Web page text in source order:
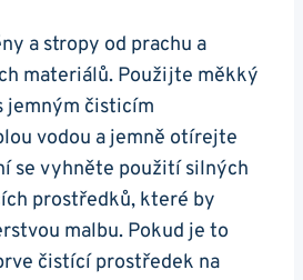
a stropy od prachu a
materiálů. Použijte měkký
jemným čisticím
vodou a jemně otírejte
se vyhněte použití silných
prostředků, které by
malbu. Pokud je to
čistící prostředek na